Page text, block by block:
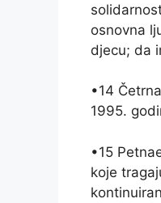
osnovna
djecu; da
•14
1995.
•15
koje